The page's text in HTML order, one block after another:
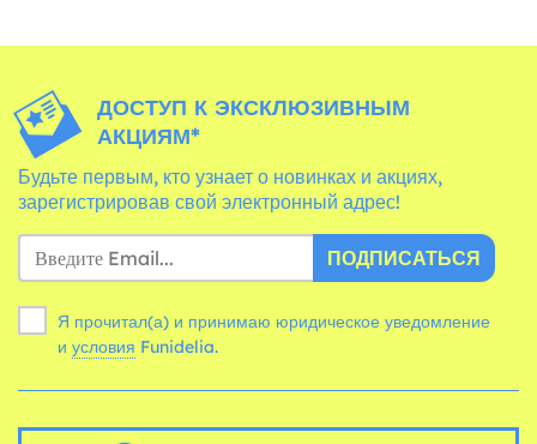
ДОСТУП К ЭКСКЛЮЗИВНЫМ
АКЦИЯМ*
Будьте первым, кто узнает о новинках и акциях,
зарегистрировав свой электронный адрес!
ПОДПИСАТЬСЯ
Я прочитал(а) и принимаю юридическое уведомление
и условия Funidelia.